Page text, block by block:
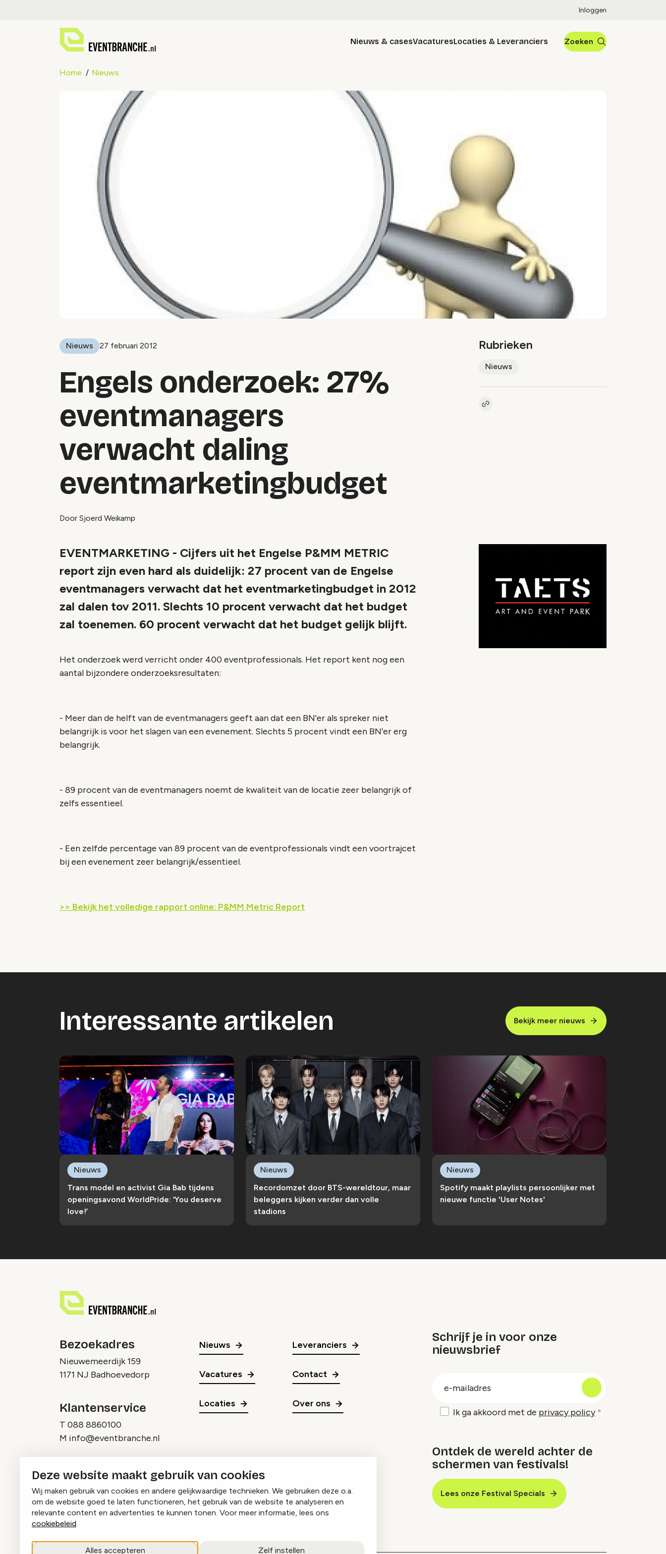
Deze website maakt gebruik van cookies
Wij maken gebruik van cookies en andere gelijkwaardige technieken. We gebruiken deze o.a.
om de website goed te laten functioneren, het gebruik van de website te analyseren en
relevante content en advertenties te kunnen tonen. Voor meer informatie, lees ons
cookiebeleid.
Alles accepteren Zelf instellen
Inloggen
Nieuws & casesVacaturesLocaties & Leveranciers Zoeken
Home Nieuws
Nieuws 27 februari 2012
Engels onderzoek: 27%
eventmanagers
verwacht daling
eventmarketingbudget
Door Sjoerd Weikamp
Rubrieken
Nieuws
Kopieer link naar artikel
EVENTMARKETING - Cijfers uit het Engelse P&MM METRIC
report zijn even hard als duidelijk: 27 procent van de Engelse
eventmanagers verwacht dat het eventmarketingbudget in 2012
zal dalen tov 2011. Slechts 10 procent verwacht dat het budget
zal toenemen. 60 procent verwacht dat het budget gelijk blijft.
Het onderzoek werd verricht onder 400 eventprofessionals. Het report kent nog een
aantal bijzondere onderzoeksresultaten:
- Meer dan de helft van de eventmanagers geeft aan dat een BN'er als spreker niet
belangrijk is voor het slagen van een evenement. Slechts 5 procent vindt een BN'er erg
belangrijk.
- 89 procent van de eventmanagers noemt de kwaliteit van de locatie zeer belangrijk of
zelfs essentieel.
- Een zelfde percentage van 89 procent van de eventprofessionals vindt een voortrajcet
bij een evenement zeer belangrijk/essentieel.
>> Bekijk het volledige rapport online: P&MM Metric Report
Interessante artikelen Bekijk meer nieuws
Trans model en activist Gia Bab tijdens
openingsavond WorldPride: ‘You deserve
love!’
Nieuws
Recordomzet door BTS-wereldtour, maar
beleggers kijken verder dan volle
stadions
Nieuws
Spotify maakt playlists persoonlijker met
nieuwe functie 'User Notes'
Nieuws
Bezoekadres
Nieuwemeerdijk 159
1171 NJ Badhoevedorp
Klantenservice
T 088 8860100
M info@eventbranche.nl
Nieuws
Vacatures
Locaties
Leveranciers
Contact
Over ons
Schrijf je in voor onze
nieuwsbrief
Ik ga akkoord met de privacy policy
Ontdek de wereld achter de
schermen van festivals!
Lees onze Festival Specials